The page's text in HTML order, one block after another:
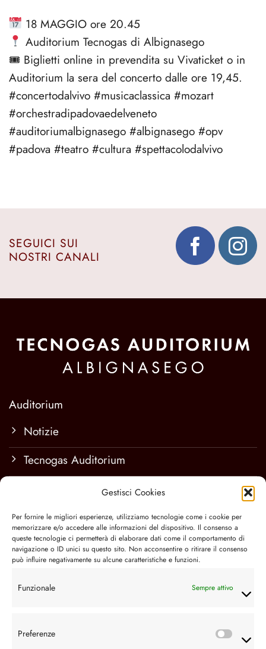
Gestisci Cookies
Per fornire le migliori esperienze, utilizziamo tecnologie come i cookie per
memorizzare e/o accedere alle informazioni del dispositivo. Il consenso a
queste tecnologie ci permetterà di elaborare dati come il comportamento di
navigazione o ID unici su questo sito. Non acconsentire o ritirare il consenso
può influire negativamente su alcune caratteristiche e funzioni.
Funzionale Sempre attivo
Preferenze
18 MAGGIO ore 20.45
Auditorium Tecnogas di Albignasego
🎟 Biglietti online in prevendita su Vivaticket o in
Auditorium la sera del concerto dalle ore 19,45.
#concertodalvivo #musicaclassica #mozart
#orchestradipadovaedelveneto
#auditoriumalbignasego #albignasego #opv
#padova #teatro #cultura #spettacolodalvivo
SEGUICI SUI
NOSTRI CANALI
Auditorium
Notizie
Tecnogas Auditorium
Contatti e info
Spettacoli
Programmazione
Abbonamenti e biglietti